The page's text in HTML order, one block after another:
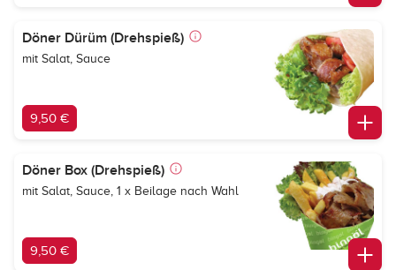
Döner Dürüm (Drehspieß)
mit Salat, Sauce
9,50 €
Döner Box (Drehspieß)
mit Salat, Sauce, 1 x Beilage nach Wahl
9,50 €